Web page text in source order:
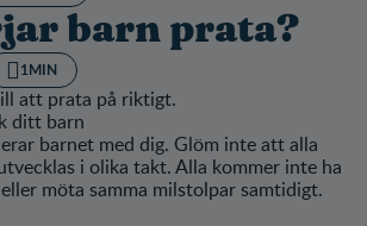
barn prata?
1MIN
att prata på riktigt.
ditt barn
barnet med dig. Glöm inte att alla
i olika takt. Alla kommer inte ha
möta samma milstolpar samtidigt.